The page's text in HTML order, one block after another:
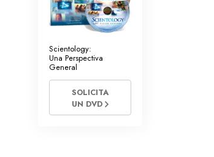
Los Fundamentos de la Organización
Los Fundamentos de las Relaciones
Objetivos y Metas
La Tecnología de Estudio
La Comunicación
Scientology:
Una Perspectiva
General
SOLICITA
UN DVD